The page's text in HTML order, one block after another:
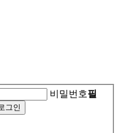
비밀번호필